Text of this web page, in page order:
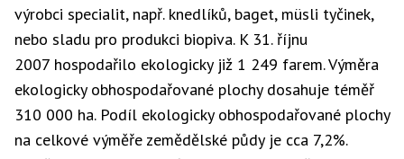
výrobci specialit, např. knedlíků, baget, müsli tyčinek,
nebo sladu pro produkci biopiva. K 31. říjnu
2007 hospodařilo ekologicky již 1 249 farem. Výměra
ekologicky obhospodařované plochy dosahuje téměř
310 000 ha. Podíl ekologicky obhospodařované plochy
na celkové výměře zemědělské půdy je cca 7,2%.